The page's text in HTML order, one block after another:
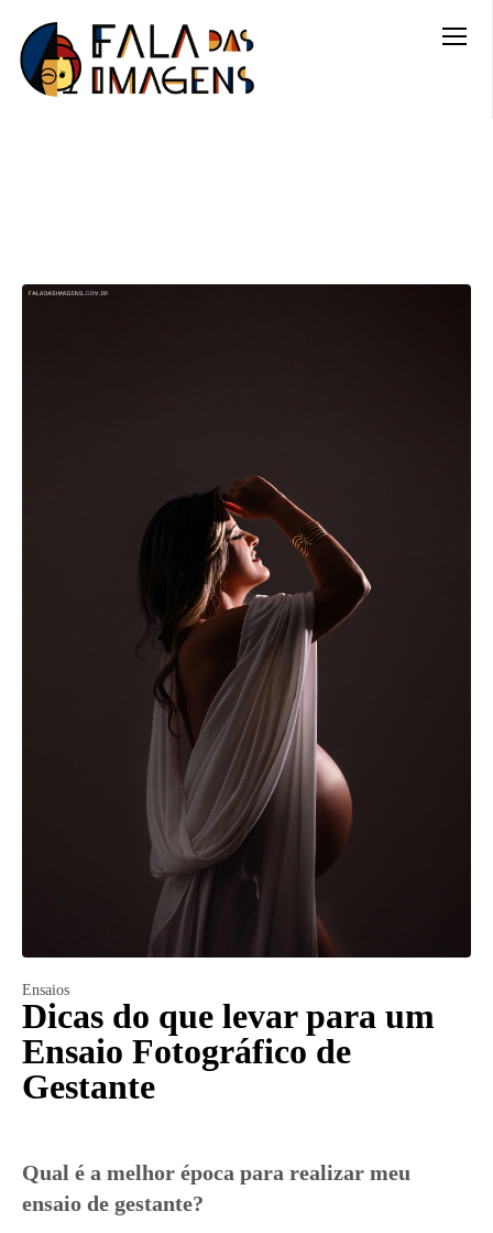
Ensaios
Dicas do que levar para um
Ensaio Fotográfico de
Gestante
Qual é a melhor época para realizar meu
ensaio de gestante?